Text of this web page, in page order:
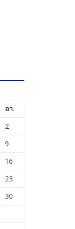
อา.
2
9
16
23
30